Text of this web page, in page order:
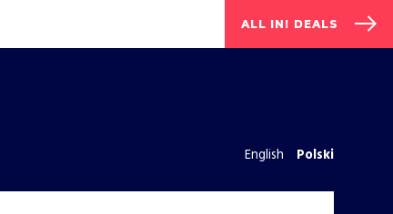
ALL IN! DEALS
English Polski